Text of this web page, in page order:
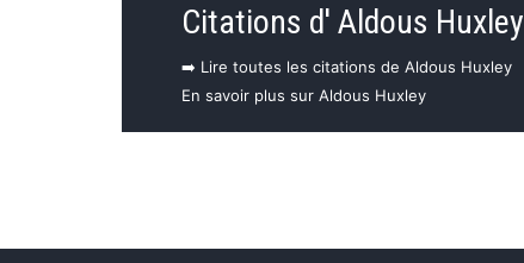
Citations d' Aldous Huxley
➡️ Lire toutes les citations de Aldous Huxley
En savoir plus sur Aldous Huxley